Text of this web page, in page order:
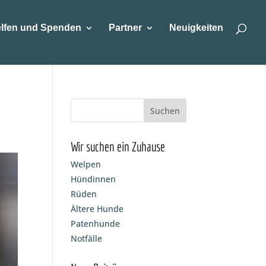
und Spenden Partner Neuigkeiten
Wir suchen ein Zuhause
Welpen
Hündinnen
Rüden
Ältere Hunde
Patenhunde
Notfälle